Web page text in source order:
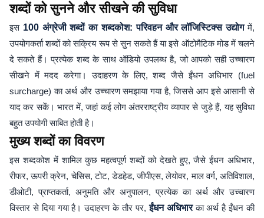
शब्दों को सुनने और सीखने की सुविधा
इस 100 अंग्रेजी शब्दों का शब्दकोश: परिवहन और लॉजिस्टिक्स उद्योगमें,
उपयोगकर्ता शब्दों को सक्रिय रूप से सुन सकते हैं या इसे ऑटोमैटिक मोड में चलने
दे सकते हैं। प्रत्येक शब्द के साथ ऑडियो उपलब्ध है, जो आपको सही उच्चारण
सीखने में मदद करेगा। उदाहरण के लिए, शब्द जैसे ईंधन अधिभार (fuel
surcharge) का अर्थ और उच्चारण समझाया गया है, जिससे आप इसे आसानी से
याद कर सकें। भारत में, जहां कई लोग अंतरराष्ट्रीय व्यापार से जुड़े हैं, यह सुविधा
बहुत उपयोगी साबित होती है।
मुख्य शब्दों का विवरण
इस शब्दकोश में शामिल कुछ महत्वपूर्ण शब्दों को देखते हुए, जैसे ईंधन अधिभार,
रीफर, ऊपरी क्रेन, चेसिस, टोट, डेडहेड, जीपीएस, लेयोवर, माल वर्ग, अतिविशाल,
डीओटी, प्राप्तकर्ता, अनुमति और अनुपालन, प्रत्येक का अर्थ और उच्चारण
विस्तार से दिया गया है। उदाहरण के तौर पर,ईंधन अधिभारका अर्थ है ईंधन की